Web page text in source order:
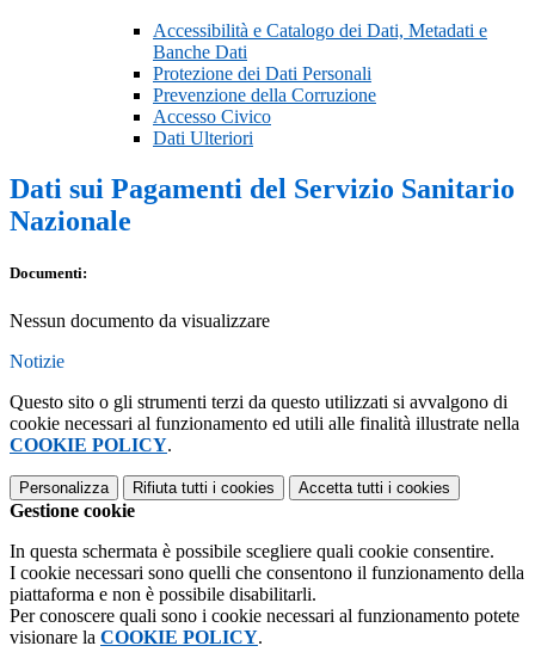
Accessibilità e Catalogo dei Dati, Metadati e
Banche Dati
Protezione dei Dati Personali
Prevenzione della Corruzione
Accesso Civico
Dati Ulteriori
Dati sui Pagamenti del Servizio Sanitario
Nazionale
Documenti:
Nessun documento da visualizzare
Notizie
Questo sito o gli strumenti terzi da questo utilizzati si avvalgono di
cookie necessari al funzionamento ed utili alle finalità illustrate nella
COOKIE POLICY.
Personalizza Rifiuta tutti i cookies Accetta tutti i cookies
Gestione cookie
In questa schermata è possibile scegliere quali cookie consentire.
I cookie necessari sono quelli che consentono il funzionamento della
piattaforma e non è possibile disabilitarli.
Per conoscere quali sono i cookie necessari al funzionamento potete
visionare la COOKIE POLICY.